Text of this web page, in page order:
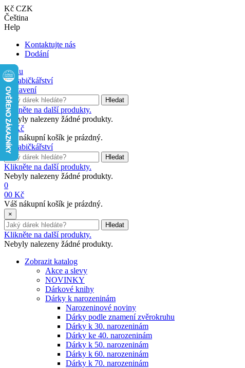
Kč CZK
Čeština
Help
Kontaktujte nás
Dodání
Menu
Nastavení
Hledat
Klikněte na další produkty.
Nebyly nalezeny žádné produkty.
00 Kč
Váš nákupní košík je prázdný.
Hledat
Klikněte na další produkty.
Nebyly nalezeny žádné produkty.
0
00 Kč
Váš nákupní košík je prázdný.
×
Hledat
Klikněte na další produkty.
Nebyly nalezeny žádné produkty.
Zobrazit katalog
Akce a slevy
NOVINKY
Dárkové knihy
Dárky k narozeninám
Narozeninové noviny
Dárky podle znamení zvěrokruhu
Dárky k 30. narozeninám
Dárky ke 40. narozeninám
Dárky k 50. narozeninám
Dárky k 60. narozeninám
Dárky k 70. narozeninám